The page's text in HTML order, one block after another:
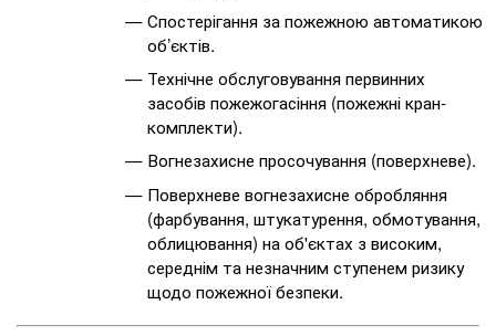
Спостерігання за пожежною автоматикою
об’єктів.
Технічне обслуговування первинних
засобів пожежогасіння (пожежні кран-
комплекти).
Вогнезахисне просочування (поверхневе).
Поверхневе вогнезахисне обробляння
(фарбування, штукатурення, обмотування,
облицювання) на об'єктах з високим,
середнім та незначним ступенем ризику
щодо пожежної безпеки.